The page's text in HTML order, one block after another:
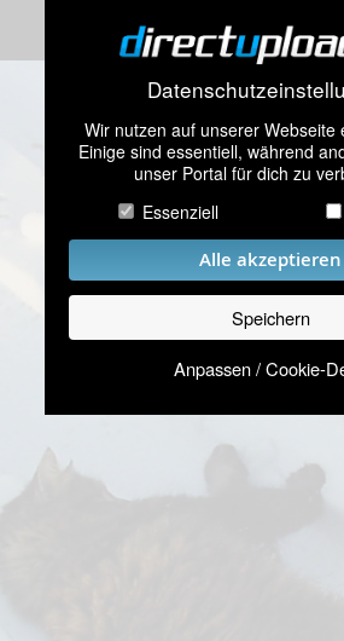
Wir nutzen auf unserer Webseite
Einige sind essentiell, während
unser Portal für dich zu
Essenziell
Alle akzeptieren
Speichern
Anpassen / Cookie-